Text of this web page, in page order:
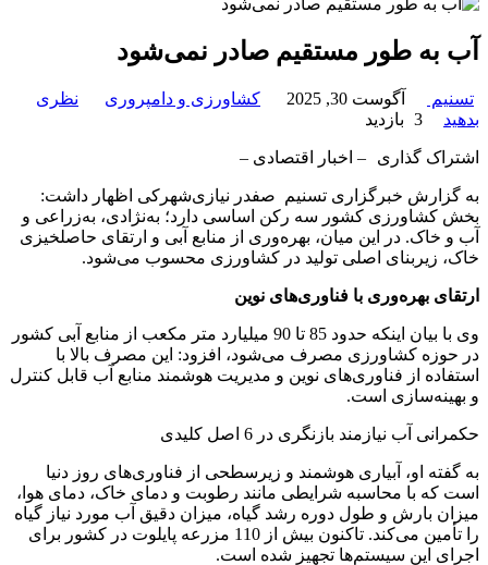
آب به طور مستقیم صادر نمی‌شود
تسنیم آگوست 30, 2025 کشاورزی و دامپروری
نظری
بدهید
3 بازدید
اشتراک گذاری – اخبار اقتصادی –
به گزارش خبرگزاری تسنیم صفدر نیازی‌شهرکی اظهار داشت:
بخش کشاورزی کشور سه رکن اساسی دارد؛ به‌نژادی، به‌زراعی و
آب و خاک. در این میان، بهره‌وری از منابع آبی و ارتقای حاصلخیزی
خاک، زیربنای اصلی تولید در کشاورزی محسوب می‌شود.
ارتقای بهره‌وری با فناوری‌های نوین
وی با بیان اینکه حدود 85 تا 90 میلیارد متر مکعب از منابع آبی کشور
در حوزه کشاورزی مصرف می‌شود، افزود: این مصرف بالا با
استفاده از فناوری‌های نوین و مدیریت هوشمند منابع آب قابل کنترل
و بهینه‌سازی است.
حکمرانی آب نیازمند بازنگری در 6 اصل کلیدی
به گفته او، آبیاری هوشمند و زیرسطحی از فناوری‌های روز دنیا
است که با محاسبه شرایطی مانند رطوبت و دمای خاک، دمای هوا،
میزان بارش و طول دوره رشد گیاه، میزان دقیق آب مورد نیاز گیاه
را تأمین می‌کند. تاکنون بیش از 110 مزرعه پایلوت در کشور برای
اجرای این سیستم‌ها تجهیز شده است.